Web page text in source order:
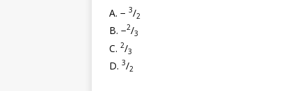
A. − 3/2
B. −2/3
C. 2/3
D. 3/2